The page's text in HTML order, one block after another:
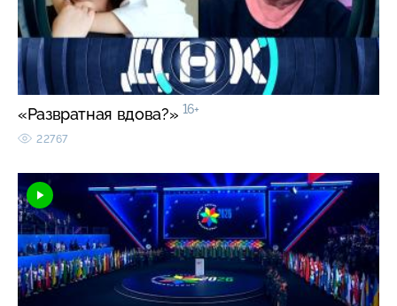
«Развратная вдова?» 16+
22767